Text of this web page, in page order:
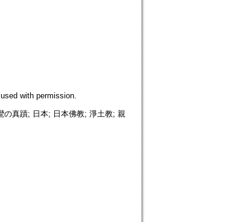
with permission.
の真蹟; 日本; 日本佛教; 淨土教; 親